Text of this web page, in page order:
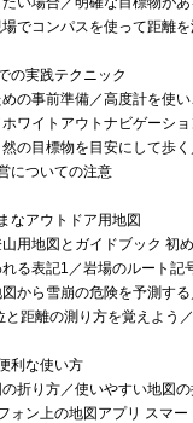
場でコンパスを使って距離
実践テクニック
の事前準備／高度計を使
ワイトアウトナビゲーシ
の目標物を目安にして歩
についての注意
アウトドア用地図
用地図とガイドブック 初
れる表記1／岩場のルート
から雪崩の危険を予測す
と距離の測り方を覚えよう
な使い方
折り方／使いやすい地図
ォン上の地図アプリ スマ